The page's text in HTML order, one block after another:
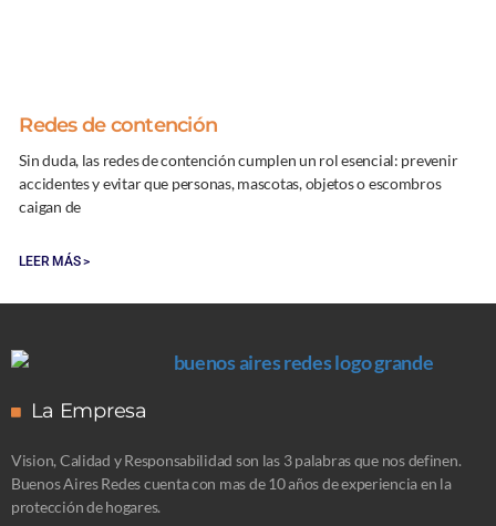
Redes de contención
Sin duda, las redes de contención cumplen un rol esencial: prevenir
accidentes y evitar que personas, mascotas, objetos o escombros
caigan de
LEER MÁS >
La Empresa
Vision, Calidad y Responsabilidad son las 3 palabras que nos definen.
Buenos Aires Redes cuenta con mas de 10 años de experiencia en la
protección de hogares.